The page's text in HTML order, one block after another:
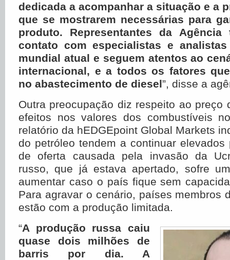
dedicada a acompanhar a situação e a
que se mostrarem necessárias para
produto. Representantes da Agência
contato com especialistas e
mundial atual e seguem atentos ao
internacional, e a todos os fatores
no abastecimento de diesel”, disse a
Outra preocupação diz respeito ao preço
efeitos nos valores dos combustíveis
relatório da hEDGEpoint Global Markets
do petróleo tendem a continuar
de oferta causada pela invasão da
russo, que já estava apertado, sofre
aumentar caso o país fique sem
Para agravar o cenário, países membros
estão com a produção limitada.
“A produção russa caiu
quase dois milhões de
barris por dia. A